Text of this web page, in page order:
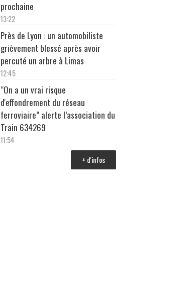
prochaine
13:22
Près de Lyon : un automobiliste
grièvement blessé après avoir
percuté un arbre à Limas
12:45
“On a un vrai risque
d'effondrement du réseau
ferroviaire” alerte l’association du
Train 634269
11:54
+ d'infos